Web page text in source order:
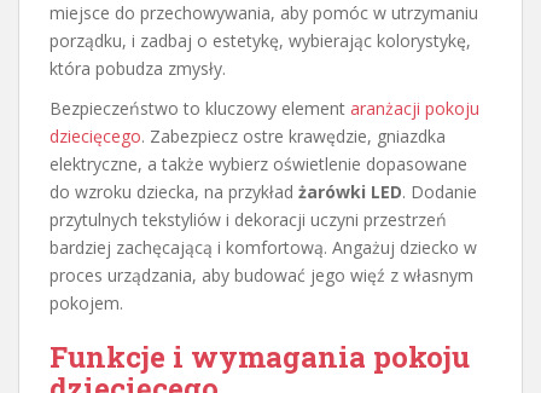
miejsce do przechowywania, aby pomóc w utrzymaniu
porządku, i zadbaj o estetykę, wybierając kolorystykę,
która pobudza zmysły.
Bezpieczeństwo to kluczowy element aranżacji pokoju
dziecięcego. Zabezpiecz ostre krawędzie, gniazdka
elektryczne, a także wybierz oświetlenie dopasowane
do wzroku dziecka, na przykład żarówki LED. Dodanie
przytulnych tekstyliów i dekoracji uczyni przestrzeń
bardziej zachęcającą i komfortową. Angażuj dziecko w
proces urządzania, aby budować jego więź z własnym
pokojem.
Funkcje i wymagania pokoju